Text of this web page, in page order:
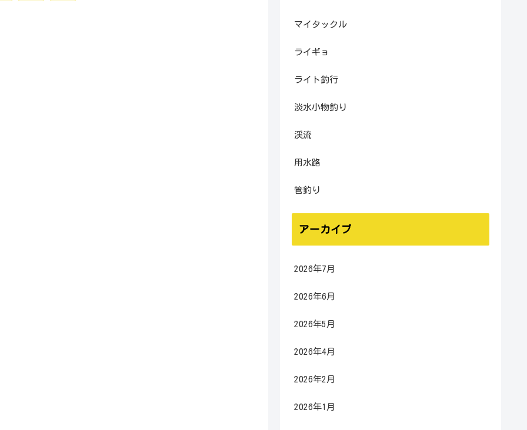
マイタックル
ライギョ
ライト釣行
淡水小物釣り
渓流
用水路
管釣り
アーカイブ
2026年7月
2026年6月
2026年5月
2026年4月
2026年2月
2026年1月